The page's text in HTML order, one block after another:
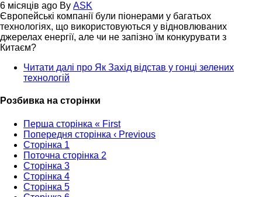
6 місяців ago By ASK
Європейські компанії були піонерами у багатьох
технологіях, що використовуються у відновлюваних
джерелах енергії, але чи не запізно їм конкурувати з
Китаєм?
Читати далі про Як Захід відстав у гонці зелених
технологій
Розбивка на сторінки
Перша сторінка « First
Попередня сторінка ‹ Previous
Сторінка 1
Поточна сторінка 2
Сторінка 3
Сторінка 4
Сторінка 5